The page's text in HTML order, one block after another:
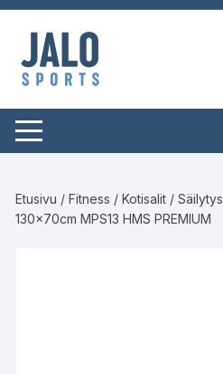
Siirry
suoraan
sisältöön
Etusivu /Fitness /Kotisalit /Säilytys
130x70cm MPS13 HMS PREMIUM